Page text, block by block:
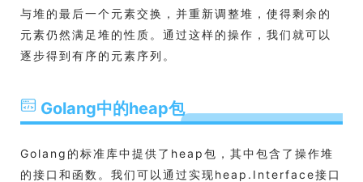
与堆的最后一个元素交换，并重新调整堆，使得剩余的
元素仍然满足堆的性质。通过这样的操作，我们就可以
逐步得到有序的元素序列。
Golang中的heap包
Golang的标准库中提供了heap包，其中包含了操作堆
的接口和函数。我们可以通过实现heap.Interface接口